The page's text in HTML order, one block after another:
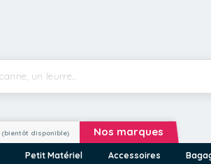
(bientôt disponible) Nos marques
Petit Matériel Accessoires